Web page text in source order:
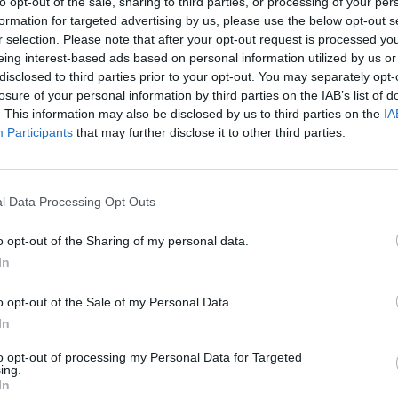
for targeted advertising by us, please use the below opt-out
selection. Please note that after your opt-out request is processed
interest-based ads based on personal information utilized by us
to third parties prior to your opt-out. You may separately
of your personal information by third parties on the IAB’s list of
This information may also be disclosed by us to third parties on the
Participants that may further disclose it to other third parties.
Data Processing Opt Outs
opt-out of the Sharing of my personal data.
opt-out of the Sale of my Personal Data.
opt-out of processing my Personal Data for Targeted
Πριν 4 χρόνια
Δημόσιο: Έρχονται 22.000 προσλήψεις
ΕΣΥ: 4.000 προσλήψεις νοσηλευτών – Ποιοι θα